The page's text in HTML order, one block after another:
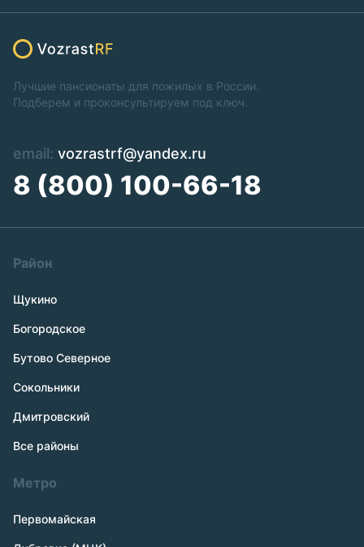
Лучшие пансионаты для пожилых в России.
Подберем и проконсультируем под ключ.
email: vozrastrf@yandex.ru
8 (800) 100-66-18
Район
Щукино
Богородское
Бутово Северное
Сокольники
Дмитровский
Все районы
Метро
Первомайская